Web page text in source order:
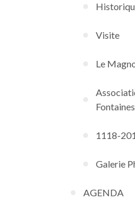
Visite
Le
Fontaines
1118-
Galerie
AGENDA